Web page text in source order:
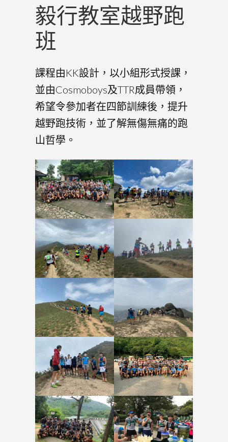
毅行教室越野跑
班
課程由KK設計，以小組形式授課，
並由Cosmoboys及TTR成員帶領，
希望令參加者在四節訓練後，提升
越野跑技術，並了解無傷無痛的跑
山哲學。